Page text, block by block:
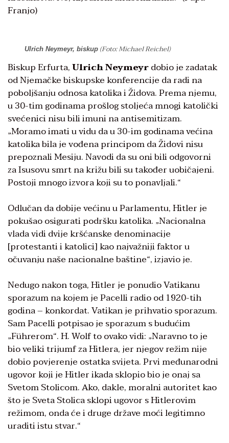
Franjo)
Ulrich Neymeyr, biskup (Foto: Michael Reichel)
Biskup Erfurta,Ulrich Neymeyrdobio je zadatak
od Njemačke biskupske konferencije da radi na
poboljšanju odnosa katolika i Židova. Prema njemu,
u 30-tim godinama prošlog stoljeća mnogi katolički
svećenici nisu bili imuni na antisemitizam.
„Moramo imati u vidu da u 30-im godinama većina
katolika bila je vođena principom da Židovi nisu
prepoznali Mesiju. Navodi da su oni bili odgovorni
za Isusovu smrt na križu bili su također uobičajeni.
Postoji mnogo izvora koji su to ponavljali.“
Odlučan da dobije većinu u Parlamentu, Hitler je
pokušao osigurati podršku katolika. „Nacionalna
vlada vidi dvije kršćanske denominacije
[protestanti i katolici] kao najvažniji faktor u
očuvanju naše nacionalne baštine“, izjavio je.
Nedugo nakon toga, Hitler je ponudio Vatikanu
sporazum na kojem je Pacelli radio od 1920-tih
godina – konkordat. Vatikan je prihvatio sporazum.
Sam Pacelli potpisao je sporazum s budućim
„Führerom“. H. Wolf to ovako vidi: „Naravno to je
bio veliki trijumf za Hitlera, jer njegov režim nije
dobio povjerenje ostatka svijeta. Prvi međunarodni
ugovor koji je Hitler ikada sklopio bio je onaj sa
Svetom Stolicom. Ako, dakle, moralni autoritet kao
što je Sveta Stolica sklopi ugovor s Hitlerovim
režimom, onda će i druge države moći legitimno
uraditi istu stvar.“